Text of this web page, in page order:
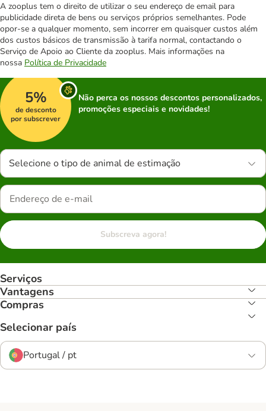
A zooplus tem o direito de utilizar o seu endereço de email para
publicidade direta de bens ou serviços próprios semelhantes. Pode
opor-se a qualquer momento, sem incorrer em quaisquer custos além
dos custos básicos de transmissão à tarifa normal, contactando o
Serviço de Apoio ao Cliente da zooplus. Mais informações na
nossa Política de Privacidade
5%
de desconto
por subscrever
Não perca os nossos descontos personalizados,
promoções especiais e novidades!
Selecione o tipo de animal de estimação
Subscreva agora!
Serviços
Vantagens
Compras
Selecionar país
Portugal / pt